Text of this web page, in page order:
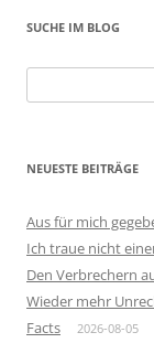
SUCHE IM BLOG
nach:
NEUESTE BEITRÄGE
Aus für mich
Ich traue nicht
Den Verbrechern
Wieder mehr
Facts 2026-08-05